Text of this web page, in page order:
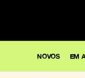
NOVOS EM